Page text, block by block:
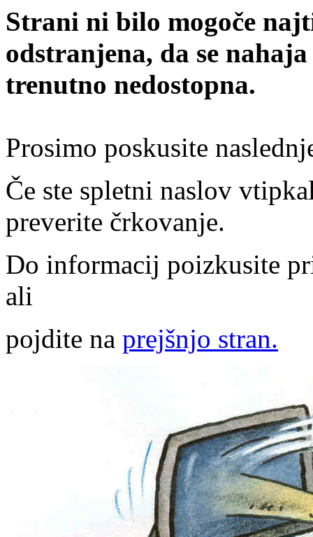
Strani ni bilo mogoče
odstranjena, da se
trenutno nedostopna.
Prosimo poskusite
Če ste spletni naslov
preverite črkovanje.
Do informacij poizkusite
ali
pojdite na prejšnjo stran.